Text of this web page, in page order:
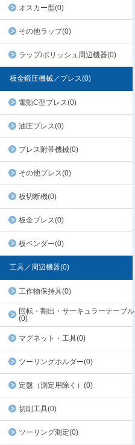
オスカー型(0)
その他ラップ(0)
ラップ/ポリッシュ周辺機器(0)
板金鍛圧機械／プレス(0)
電動C型プレス(0)
油圧プレス(0)
プレス附帯機械(0)
その他プレス(0)
板切断機(0)
板金プレス(0)
板ベンダー(0)
工具／周辺機器(0)
工作物保持具(0)
回転・割出・サーキュラーテーブル
(0)
マグネット・工具(0)
ツーリングホルダー(0)
定盤（測定用除く）(0)
切削工具(0)
ツーリング測定(0)